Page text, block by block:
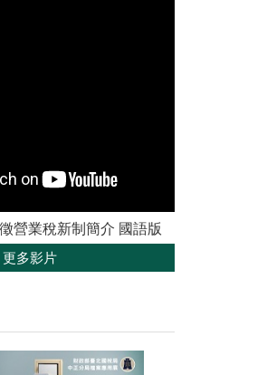
營業稅新制簡介 國語版
更多影片